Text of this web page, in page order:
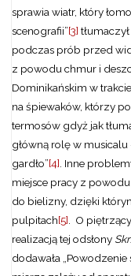
sprawia wiatr, który
scenografii”[3]
podczas prób przed
z powodu chmur i
Dominikańskim w
na śpiewaków, którzy
termosów gdyż jak
główną rolę w musicalu
gardło”[4] . Inne
miejsce pracy z
do bielizny, dzięki
pulpitach[5] . O
realizacją tej odsłony
dodawała